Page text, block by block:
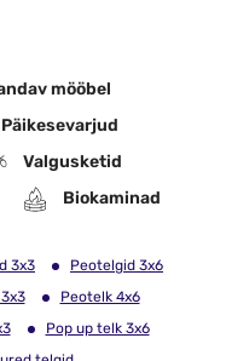
mööbel
Päikesevarjud
Valgusketid
Biokaminad
3x3
Peotelgid 3x6
Peotelk 4x6
Pop up telk 3x6